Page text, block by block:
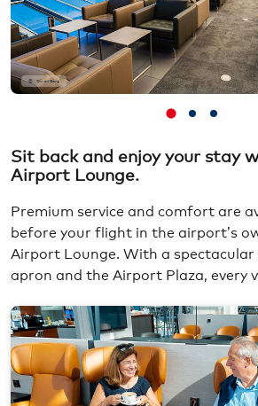
Oliver Sorg
Sit back and enjoy your stay
Airport Lounge.
Premium service and comfort are
before your flight in the airport’s
Airport Lounge. With a spectacular
apron and the Airport Plaza, every